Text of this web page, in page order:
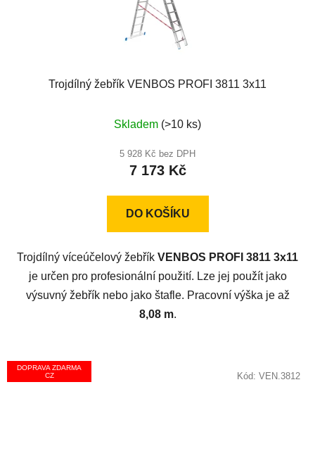
Trojdílný žebřík VENBOS PROFI 3811 3x11
hodnocení
produktu
je
z
Skladem (>10 ks)
5 928 Kč bez DPH
7 173 Kč
DO KOŠÍKU
Trojdílný víceúčelový žebřík VENBOS PROFI 3811 3x11
je určen pro profesionální použití. Lze jej použít jako
výsuvný žebřík nebo jako štafle. Pracovní výška je až
8,08 m.
DOPRAVA ZDARMA
CZ
Kód: VEN.3812